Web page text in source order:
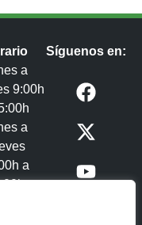
a
9:00h
a
a
Síguenos en: